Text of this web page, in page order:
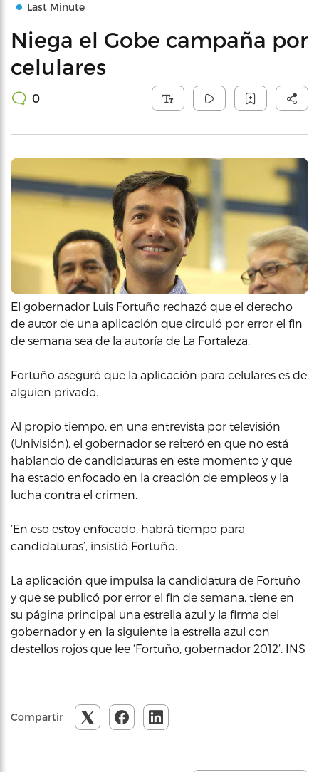
Last Minute
Niega el Gobe campaña por
celulares
0
El gobernador Luis Fortuño rechazó que el derecho
de autor de una aplicación que circuló por error el fin
de semana sea de la autoría de La Fortaleza.
Fortuño aseguró que la aplicación para celulares es de
alguien privado.
Al propio tiempo, en una entrevista por televisión
(Univisión), el gobernador se reiteró en que no está
hablando de candidaturas en este momento y que
ha estado enfocado en la creación de empleos y la
lucha contra el crimen.
‘En eso estoy enfocado, habrá tiempo para
candidaturas’, insistió Fortuño.
La aplicación que impulsa la candidatura de Fortuño
y que se publicó por error el fin de semana, tiene en
su página principal una estrella azul y la firma del
gobernador y en la siguiente la estrella azul con
destellos rojos que lee ‘Fortuño, gobernador 2012’. INS
Compartir